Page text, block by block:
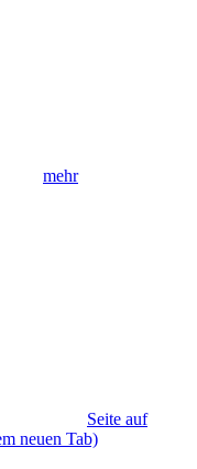
mehr
Seite auf
neuen Tab)